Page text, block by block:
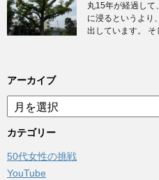
丸15年が経過して
に浸るというより
出しています。
アーカイブ
ア
ー
カ
ブ
カテゴリー
50代女性の挑戦
YouTube